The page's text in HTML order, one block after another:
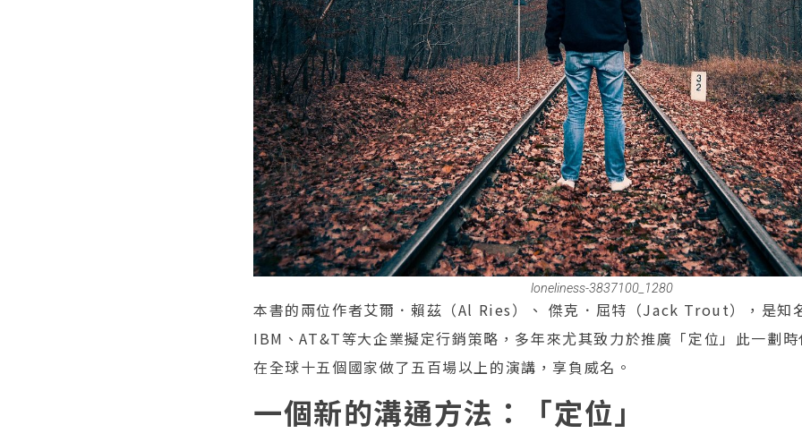
loneliness-3837100_1280
本書的兩位作者艾爾．賴茲（Al Ries）、 傑克．屈特（Jack Trout），是知
IBM、AT&T等大企業擬定行銷策略，多年來尤其致力於推廣「定位」此一劃
在全球十五個國家做了五百場以上的演講，享負威名。
一個新的溝通方法：「定位」